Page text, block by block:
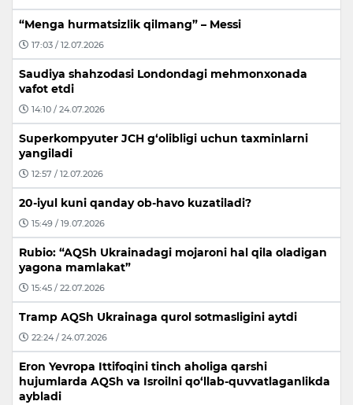
“Menga hurmatsizlik qilmang” – Messi
17:03 / 12.07.2026
Saudiya shahzodasi Londondagi mehmonxonada
vafot etdi
14:10 / 24.07.2026
Superkompyuter JCH g‘olibligi uchun taxminlarni
yangiladi
12:57 / 12.07.2026
20-iyul kuni qanday ob-havo kuzatiladi?
15:49 / 19.07.2026
Rubio: “AQSh Ukrainadagi mojaroni hal qila oladigan
yagona mamlakat”
15:45 / 22.07.2026
Tramp AQSh Ukrainaga qurol sotmasligini aytdi
22:24 / 24.07.2026
Eron Yevropa Ittifoqini tinch aholiga qarshi
hujumlarda AQSh va Isroilni qo‘llab-quvvatlaganlikda
aybladi